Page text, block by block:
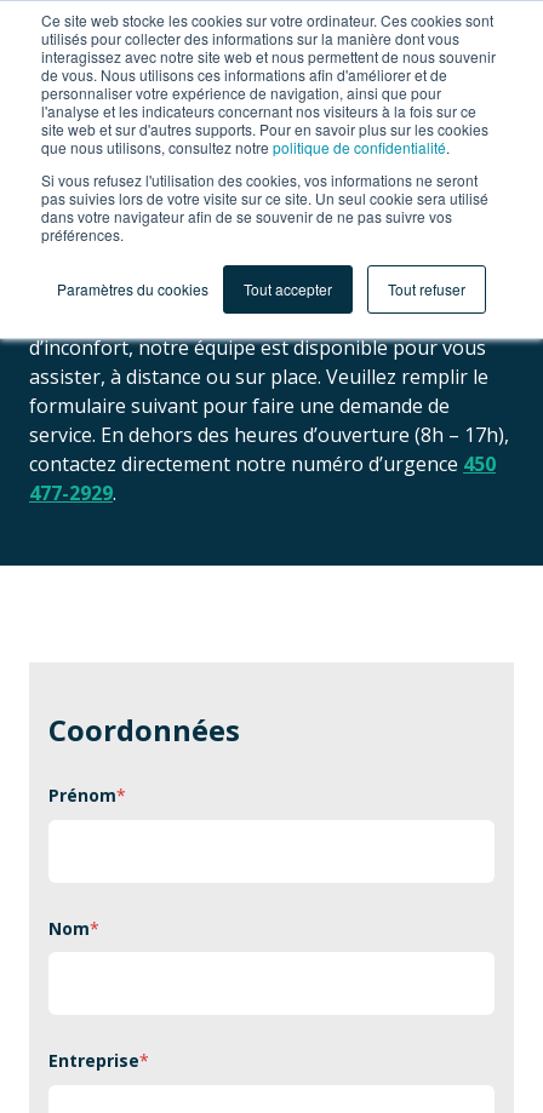
Ce site web stocke les cookies sur votre ordinateur. Ces cookies sont
utilisés pour collecter des informations sur la manière dont vous
interagissez avec notre site web et nous permettent de nous souvenir
de vous. Nous utilisons ces informations afin d'améliorer et de
personnaliser votre expérience de navigation, ainsi que pour
l'analyse et les indicateurs concernant nos visiteurs à la fois sur ce
site web et sur d'autres supports. Pour en savoir plus sur les cookies
que nous utilisons, consultez notre politique de confidentialité.
Si vous refusez l'utilisation des cookies, vos informations ne seront
pas suivies lors de votre visite sur ce site. Un seul cookie sera utilisé
dans votre navigateur afin de se souvenir de ne pas suivre vos
préférences.
Paramètres du cookies Tout accepter Tout refuser
CONTACT
Demande de soutien
technique.
En cas de problème technique, de panne ou
d’inconfort, notre équipe est disponible pour vous
assister, à distance ou sur place. Veuillez remplir le
formulaire suivant pour faire une demande de
service. En dehors des heures d’ouverture (8h – 17h),
contactez directement notre numéro d’urgence 450
477-2929.
Coordonnées
Prénom*
Nom*
Entreprise*